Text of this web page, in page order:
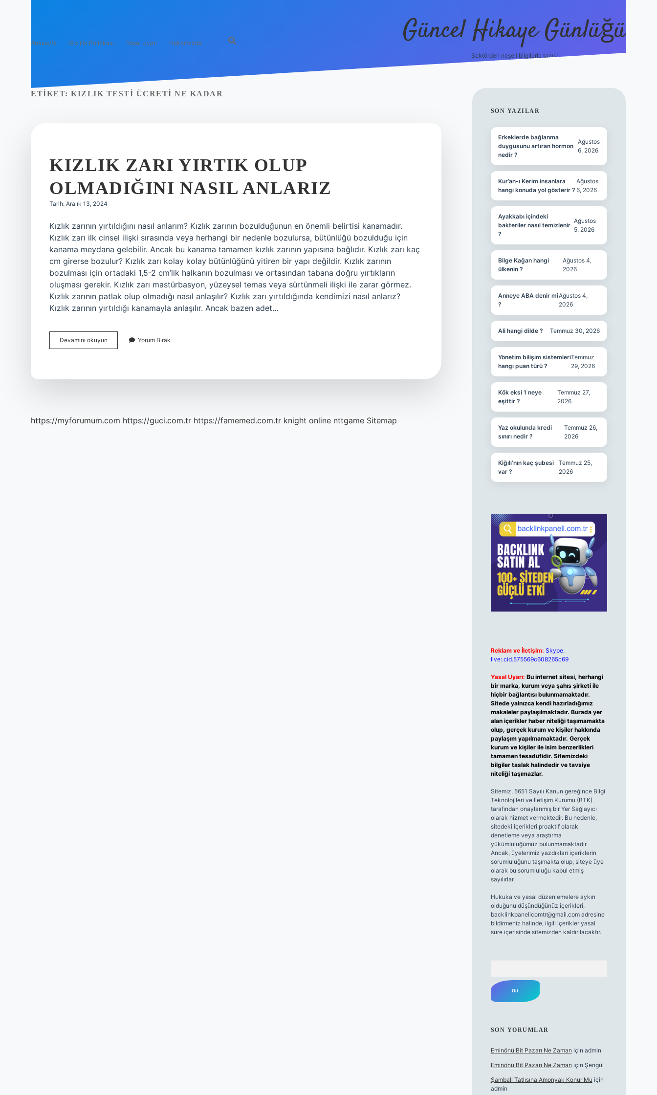
Anasayfa Gizlilik Politikası Yasal Uyarı Hakkımızda Güncel Hikaye Günlüğü
Sektörden neşeli bilgilerle tanış!
ETIKET: KIZLIK TESTI ÜCRETI NE KADAR
KIZLIK ZARI YIRTIK OLUP
OLMADIĞINI NASIL ANLARIZ
Tarih: Aralık 13, 2024
Kızlık zarının yırtıldığını nasıl anlarım? Kızlık zarının bozulduğunun en önemli belirtisi kanamadır.
Kızlık zarı ilk cinsel ilişki sırasında veya herhangi bir nedenle bozulursa, bütünlüğü bozulduğu için
kanama meydana gelebilir. Ancak bu kanama tamamen kızlık zarının yapısına bağlıdır. Kızlık zarı kaç
cm girerse bozulur? Kızlık zarı kolay kolay bütünlüğünü yitiren bir yapı değildir. Kızlık zarının
bozulması için ortadaki 1,5-2 cm’lik halkanın bozulması ve ortasından tabana doğru yırtıkların
oluşması gerekir. Kızlık zarı mastürbasyon, yüzeysel temas veya sürtünmeli ilişki ile zarar görmez.
Kızlık zarının patlak olup olmadığı nasıl anlaşılır? Kızlık zarı yırtıldığında kendimizi nasıl anlarız?
Kızlık zarının yırtıldığı kanamayla anlaşılır. Ancak bazen adet…
Devamını okuyun
Zarı
Yorum Bırak
https://myforumum.com https://guci.com.tr https://famemed.com.tr knight online nttgame Sitemap
SIDEBAR
SON YAZILAR
Erkeklerde bağlanma
duygusunu artıran hormon
nedir ?
Ağustos
6, 2026
Kur’an-ı Kerim insanlara
hangi konuda yol gösterir ?
Ağustos
6, 2026
Ayakkabı içindeki
bakteriler nasıl temizlenir
?
Ağustos
5, 2026
Bilge Kağan hangi
ülkenin ?
Ağustos 4,
2026
Anneye ABA denir mi
?
Ağustos 4,
2026
Ali hangi dilde ? Temmuz 30, 2026
Yönetim bilişim sistemleri
hangi puan türü ?
Temmuz
29, 2026
Kök eksi 1 neye
eşittir ?
Temmuz 27,
2026
Yaz okulunda kredi
sınırı nedir ?
Temmuz 26,
2026
Kiğılı’nın kaç şubesi
var ?
Temmuz 25,
2026
Reklam ve İletişim: Skype:
live:.cid.575569c608265c69
Yasal Uyarı: Bu internet sitesi, herhangi
bir marka, kurum veya şahıs şirketi ile
hiçbir bağlantısı bulunmamaktadır.
Sitede yalnızca kendi hazırladığımız
makaleler paylaşılmaktadır. Burada yer
alan içerikler haber niteliği taşımamakta
olup, gerçek kurum ve kişiler hakkında
paylaşım yapılmamaktadır. Gerçek
kurum ve kişiler ile isim benzerlikleri
tamamen tesadüfidir. Sitemizdeki
bilgiler taslak halindedir ve tavsiye
niteliği taşımazlar.
Sitemiz, 5651 Sayılı Kanun gereğince Bilgi
Teknolojileri ve İletişim Kurumu (BTK)
tarafından onaylanmış bir Yer Sağlayıcı
olarak hizmet vermektedir. Bu nedenle,
sitedeki içerikleri proaktif olarak
denetleme veya araştırma
yükümlülüğümüz bulunmamaktadır.
Ancak, üyelerimiz yazdıkları içeriklerin
sorumluluğunu taşımakta olup, siteye üye
olarak bu sorumluluğu kabul etmiş
sayılırlar.
Hukuka ve yasal düzenlemelere aykırı
olduğunu düşündüğünüz içerikleri,
backlinkpanelicomtr@gmail.comadresine
bildirmeniz halinde, ilgili içerikler yasal
süre içerisinde sitemizden kaldırılacaktır.
SON YORUMLAR
Eminönü Bit Pazarı Ne Zaman için admin
Eminönü Bit Pazarı Ne Zaman için Şengül
Şambali Tatlısına Amonyak Konur Mu için
admin
https://